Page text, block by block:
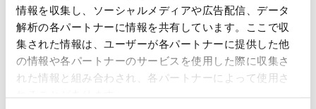
情報を収集し、ソーシャルメディアや広告配信、データ
解析の各パートナーに情報を共有しています。ここで収
集された情報は、ユーザーが各パートナーに提供した他
の情報や各パートナーのサービスを使用した際に収集さ
れた情報と組み合わされ、各パートナーによって使用さ